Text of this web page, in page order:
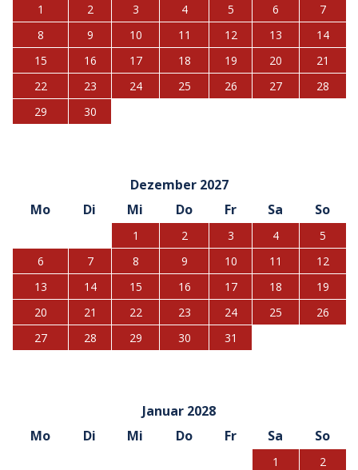
1 2 3 4 5 6
7
8
9 10 11 12 13
14
15
16 17 18 19 20
21
22
23 24 25 26 27
28
29
30
Dezember 2027
Mo
Di Mi Do Fr Sa So
1 2 3 4
5
6
7 8 9 10 11
12
13
14 15 16 17 18
19
20
21 22 23 24 25
26
27
28 29 30 31
Januar 2028
Mo
Di Mi Do Fr Sa So
1
2